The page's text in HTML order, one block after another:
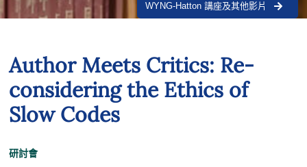
WYNG-Hatton 講座及其他影片
Author Meets Critics: Re-
considering the Ethics of
Slow Codes
研討會